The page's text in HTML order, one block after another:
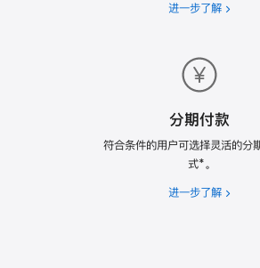
进一步了解 免
分期付款
符合条件的用户可选择灵活的分
式*。
进一步了解 分